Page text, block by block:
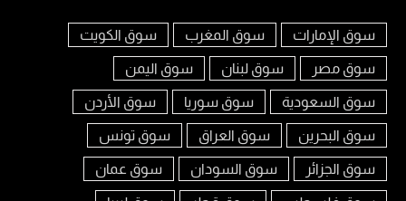
سوق الإمارات سوق المغرب سوق الكويت
سوق مصر سوق لبنان سوق اليمن
سوق السعودية سوق سوريا سوق الأردن
سوق البحرين سوق العراق سوق تونس
سوق الجزائر سوق السودان سوق عمان